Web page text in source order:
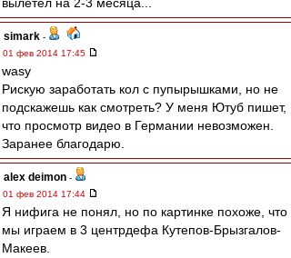
simark -
01 фев 2014 17:45
wasy
Рискую заработать кол с пупырышками, но не
подскажешь как смотреть? У меня Ютуб пишет,
что просмотр видео в Германии невозможен.
Заранее благодарю.
alex deimon -
01 фев 2014 17:44
Я нифига не понял, но по картинке похоже, что
мы играем в 3 центрдефа Кутепов-Брызгалов-
Макеев.